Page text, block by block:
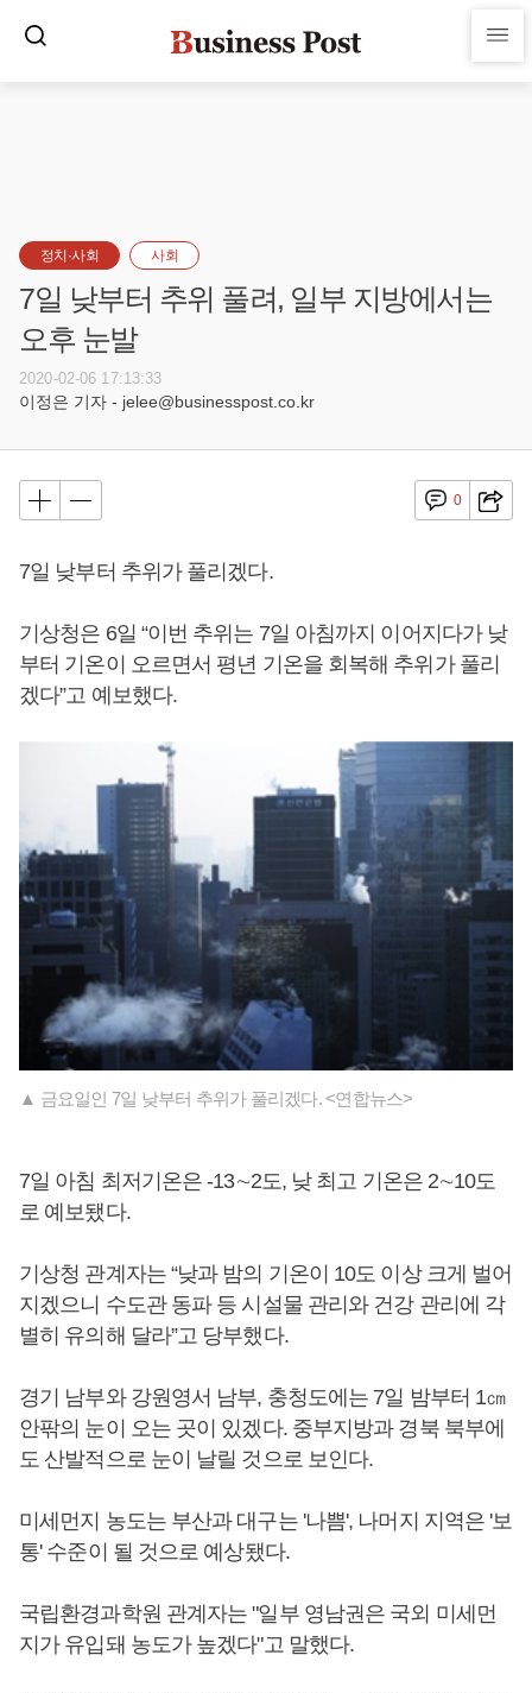
정치·사회 사회
7일 낮부터 추위 풀려, 일부 지방에서는
오후 눈발
2020-02-06 17:13:33
이정은 기자 - jelee@businesspost.co.kr
0
7일 낮부터 추위가 풀리겠다.
기상청은 6일 “이번 추위는 7일 아침까지 이어지다가 낮
부터 기온이 오르면서 평년 기온을 회복해 추위가 풀리
겠다”고 예보했다.
▲ 금요일인 7일 낮부터 추위가 풀리겠다. <연합뉴스>
7일 아침 최저기온은 -13∼2도, 낮 최고 기온은 2∼10도
로 예보됐다.
기상청 관계자는 “낮과 밤의 기온이 10도 이상 크게 벌어
지겠으니 수도관 동파 등 시설물 관리와 건강 관리에 각
별히 유의해 달라”고 당부했다.
경기 남부와 강원영서 남부, 충청도에는 7일 밤부터 1㎝
안팎의 눈이 오는 곳이 있겠다. 중부지방과 경북 북부에
도 산발적으로 눈이 날릴 것으로 보인다.
미세먼지 농도는 부산과 대구는 '나쁨', 나머지 지역은 '보
통' 수준이 될 것으로 예상됐다.
국립환경과학원 관계자는 "일부 영남권은 국외 미세먼
지가 유입돼 농도가 높겠다"고 말했다.